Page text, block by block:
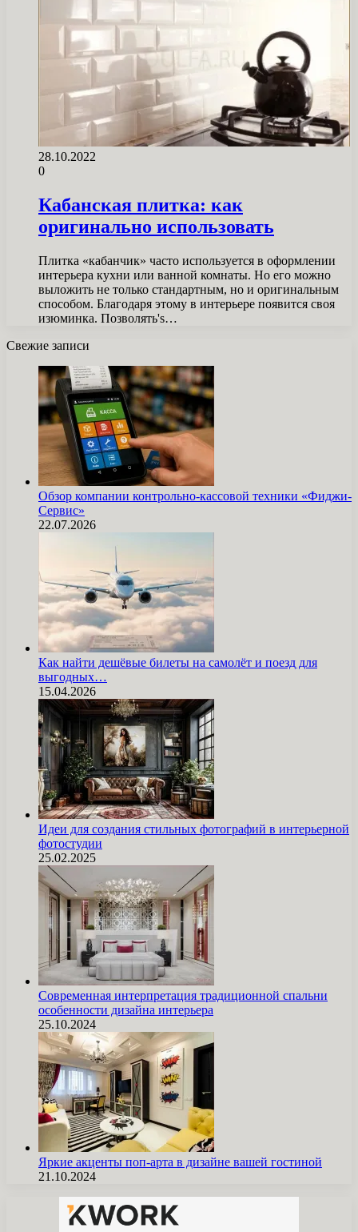
28.10.2022
0
Кабанская плитка: как
оригинально использовать
Плитка «кабанчик» часто используется в оформлении
интерьера кухни или ванной комнаты. Но его можно
выложить не только стандартным, но и оригинальным
способом. Благодаря этому в интерьере появится своя
изюминка. Позволять's…
Свежие записи
Обзор компании контрольно-кассовой техники «Фиджи-
Сервис»
22.07.2026
Как найти дешёвые билеты на самолёт и поезд для
выгодных…
15.04.2026
Идеи для создания стильных фотографий в интерьерной
фотостудии
25.02.2025
Современная интерпретация традиционной спальни
особенности дизайна интерьера
25.10.2024
Яркие акценты поп-арта в дизайне вашей гостиной
21.10.2024